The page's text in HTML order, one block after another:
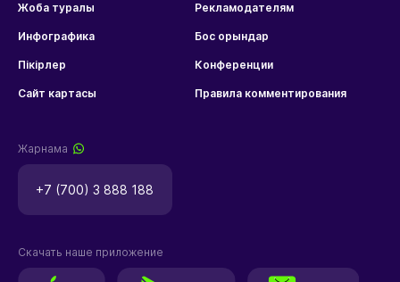
Жоба туралы Рекламодателям
Инфографика Бос орындар
Пікірлер Конференции
Сайт картасы Правила комментирования
Жарнама
+7 (700) 3 888 188
Скачать наше приложение